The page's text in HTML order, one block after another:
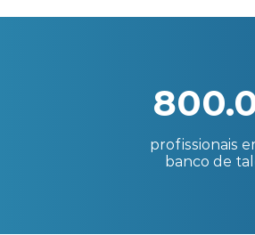
profissionais
banco de